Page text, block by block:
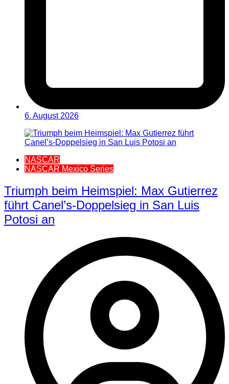
6. August 2026
NASCAR
NASCAR Mexico Series
Triumph beim Heimspiel: Max Gutierrez
führt Canel’s-Doppelsieg in San Luis
Potosi an